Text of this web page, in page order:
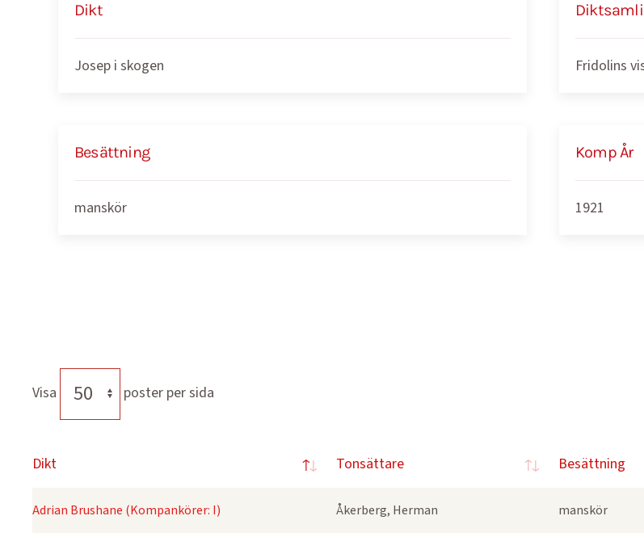
Dikt
Josep i skogen Fridolins
Besättning
manskör
Komp År
1921
Visa poster per sida
Dikt Tonsättare Besättning
Adrian Brushane (Kompankörer: I) Åkerberg, Herman manskör